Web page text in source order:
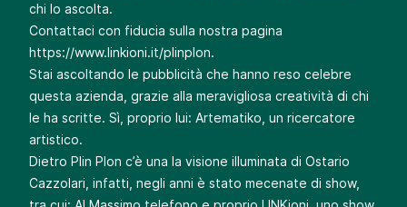
chi lo ascolta.
Contattaci con fiducia sulla nostra pagina
https://www.linkioni.it/plinplon.
Stai ascoltando le pubblicità che hanno reso celebre
questa azienda, grazie alla meravigliosa creatività di chi
le ha scritte. Sì, proprio lui: Artematiko, un ricercatore
artistico.
Dietro Plin Plon c’è una la visione illuminata di Ostario
Cazzolari, infatti, negli anni è stato mecenate di show,